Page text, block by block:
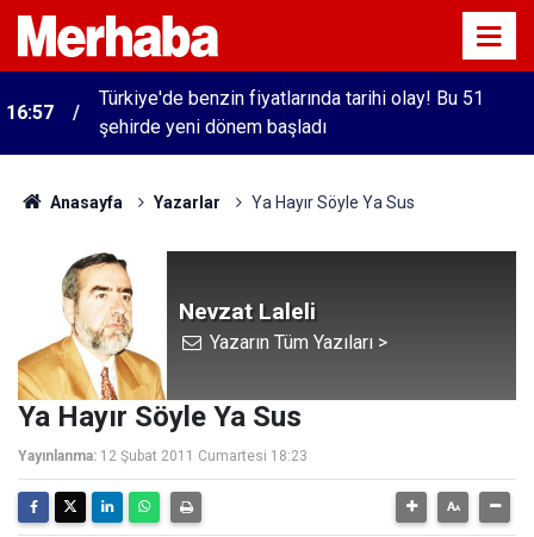
16:57
Türkiye'de benzin fiyatlarında tarihi olay! Bu 51
şehirde yeni dönem başladı
Anasayfa Yazarlar Ya Hayır Söyle Ya Sus
Nevzat Laleli
Yazarın Tüm Yazıları >
Ya Hayır Söyle Ya Sus
Yayınlanma: 12 Şubat 2011 Cumartesi 18:23